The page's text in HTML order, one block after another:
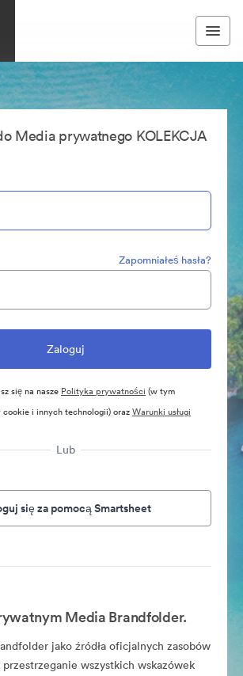
Media prywatnego KOLEKCJA
Zapomniałeś hasła?
się na nasze Polityka prywatności (w tym
i innych technologii) orazWarunki usługi
Lub
się za pomocą Smartsheet
Media Brandfolder.
jako źródła oficjalnych zasobów
przestrzeganie wszystkich wskazówek